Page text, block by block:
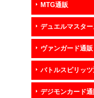
MTG通販
デュエルマスタ
ヴァンガード通販
バトルスピリッツ
デジモンカード通